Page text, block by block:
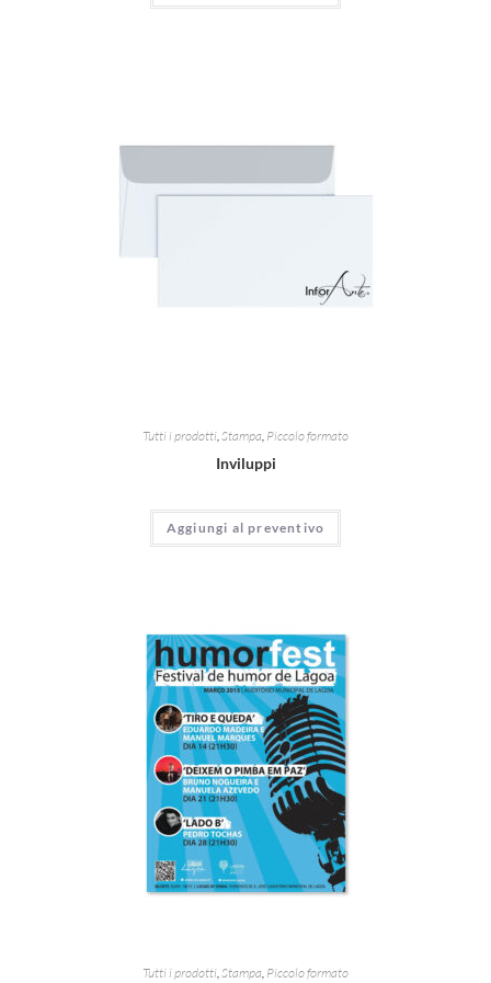
Tutti i prodotti Stampa Piccolo formato
Inviluppi
Aggiungi al preventivo
Tutti i prodotti,Stampa, Piccolo formato